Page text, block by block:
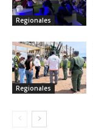
Regionales
Regionales